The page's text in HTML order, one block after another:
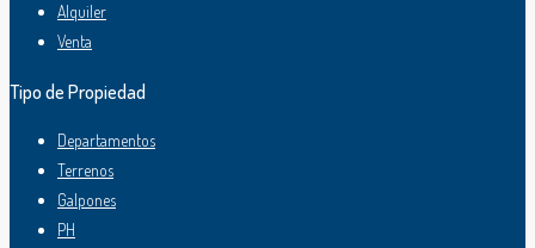
Alquiler
Venta
Tipo de Propiedad
Departamentos
Terrenos
Galpones
PH